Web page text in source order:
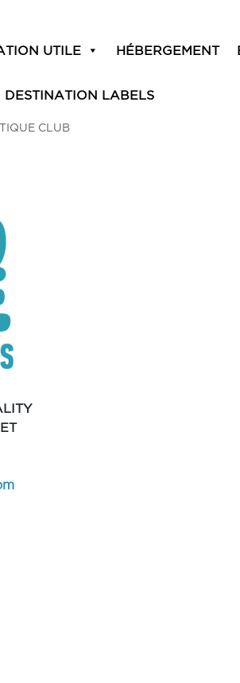
UTILE HÉBERGEMENT
DESTINATION LABELS
CLUB